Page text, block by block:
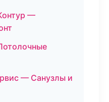
—
— Санузлы и